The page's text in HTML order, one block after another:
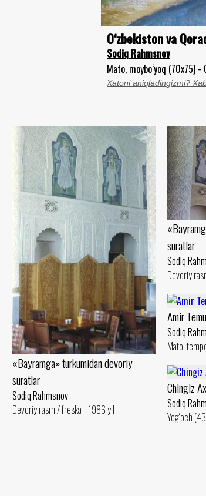
O‘zbekiston va
Sodiq Rahmsnov
Mato, moybo‘yoq (70x75) -
Xatoni aniqladingizmi?
«Bayramga» turkumidan devoriy
suratlar
Sodiq Rahmsnov
Devoriy rasm / freska - 1986 yil
suratlar
Sodiq
Devoriy
Amir
Sodiq
Mato,
Chingiz
Sodiq
Yog‘och